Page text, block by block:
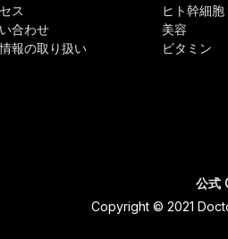
ス
合わせ
報の取り扱い
ヒト幹細胞
美容
ビタミン
公式
Copyright © 2021